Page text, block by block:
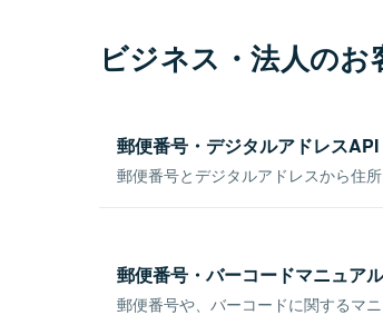
ビジネス・法人の
郵便番号・デジタルアドレスAPI
郵便番号とデジタルアドレスから住
郵便番号・バーコードマニュアル
郵便番号や、バーコードに関するマ